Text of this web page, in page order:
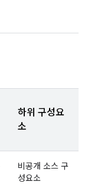
하위 구성요
소
비공개 소스 구
성요소